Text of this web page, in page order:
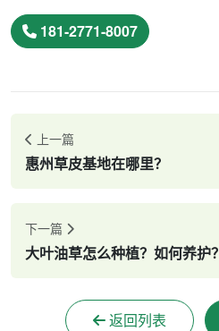
181-2771-8007
上一篇
惠州草皮基地在哪里？
下一篇
大叶油草怎么种植？如何养护？
返回列表